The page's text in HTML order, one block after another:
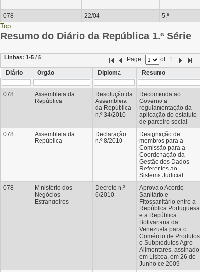
078 22/04 5.ª
Top
Resumo do Diário da República 1.ª Série
Linhas: 1-5 / 5 Page of 1
Diário
Orgão Diploma Resumo
078
Assembleia da
República
Resolução da
Assembleia
da República
n.º 34/2010
Recomenda ao
Governo a
regulamentação da
aplicação do estatuto
de parceiro social
078
Assembleia da
República
Declaração
n.º 8/2010
Designação de
membros para a
Comissão para a
Coordenação da
Gestão dos Dados
Referentes ao
Sistema Judicial
078
Ministério dos
Negócios
Estrangeiros
Decreto n.º
6/2010
Aprova o Acordo
Sanitário e
Fitossanitário entre a
República Portuguesa
e a República
Bolivariana da
Venezuela para o
Comércio de Produtos
e Subprodutos Agro-
Alimentares, assinado
em Lisboa, em 26 de
Junho de 2009